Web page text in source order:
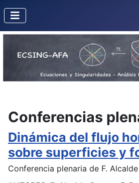
Conferencias
Dinámica del flujo
sobre superficies y
Conferencia plenaria de F. Alcalde